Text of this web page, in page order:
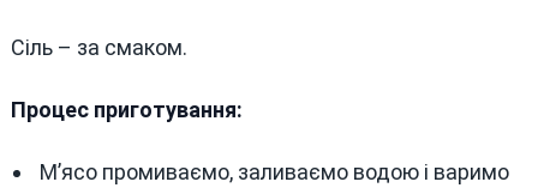
Сіль – за смаком.
Процес приготування:
М’ясо промиваємо, заливаємо водою і варимо